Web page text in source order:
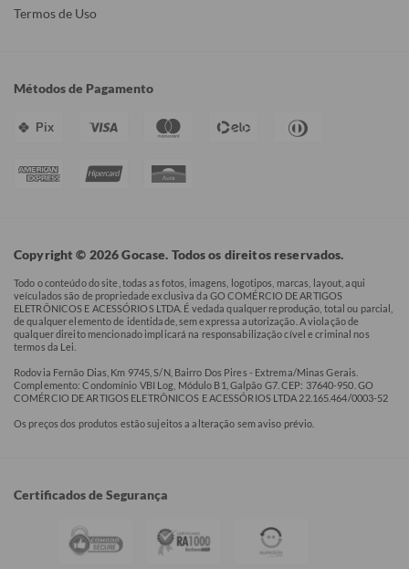
Termos de Uso
Métodos de Pagamento
Pix
Copyright © 2026 Gocase. Todos os direitos reservados.
Todo o conteúdo do site, todas as fotos, imagens, logotipos, marcas, layout, aqui
veículados são de propriedade exclusiva da GO COMÉRCIO DE ARTIGOS
ELETRÔNICOS E ACESSÓRIOS LTDA. É vedada qualquer reprodução, total ou parcial,
de qualquer elemento de identidade, sem expressa autorização. A violação de
qualquer direito mencionado implicará na responsabilização cível e criminal nos
termos da Lei.
Rodovia Fernão Dias, Km 9745, S/N, Bairro Dos Pires - Extrema/Minas Gerais.
Complemento: Condomínio VBI Log, Módulo B1, Galpão G7. CEP: 37640-950. GO
COMÉRCIO DE ARTIGOS ELETRÔNICOS E ACESSÓRIOS LTDA 22.165.464/0003-52
Os preços dos produtos estão sujeitos a alteração sem aviso prévio.
Certificados de Segurança